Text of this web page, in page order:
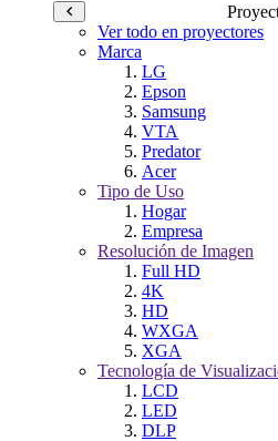
Ver todo en proyectores
Marca
LG
Epson
Samsung
VTA
Predator
Acer
Tipo de Uso
Hogar
Empresa
Resolución de Imagen
Full HD
4K
HD
WXGA
XGA
Tecnología de
LCD
LED
DLP